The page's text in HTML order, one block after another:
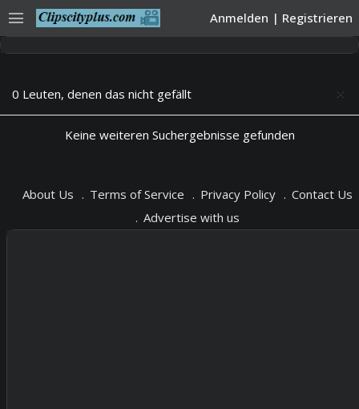
Anmelden | Registrieren
menu
close
0 Leuten, denen das nicht gefällt
Keine weiteren Suchergebnisse gefunden
About Us Terms of Service Privacy Policy
Contact Us
Advertise with us